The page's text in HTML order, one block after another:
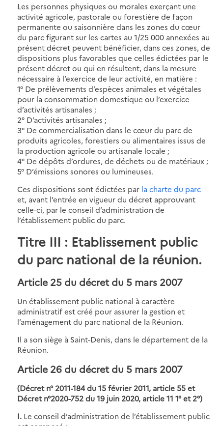
Les personnes physiques ou morales exerçant une
activité agricole, pastorale ou forestière de façon
permanente ou saisonnière dans les zones du cœur
du parc figurant sur les cartes au 1/25 000 annexées au
présent décret peuvent bénéficier, dans ces zones, de
dispositions plus favorables que celles édictées par le
présent décret ou qui en résultent, dans la mesure
nécessaire à l’exercice de leur activité, en matière :
1° De prélèvements d’espèces animales et végétales
pour la consommation domestique ou l’exercice
d’activités artisanales ;
2° D’activités artisanales ;
3° De commercialisation dans le cœur du parc de
produits agricoles, forestiers ou alimentaires issus de
la production agricole ou artisanale locale ;
4° De dépôts d’ordures, de déchets ou de matériaux ;
5° D’émissions sonores ou lumineuses.
Ces dispositions sont édictées par la charte du parc
et, avant l’entrée en vigueur du décret approuvant
celle-ci, par le conseil d’administration de
l’établissement public du parc.
Titre III : Etablissement public
du parc national de la réunion.
Article 25 du décret du 5 mars 2007
Un établissement public national à caractère
administratif est créé pour assurer la gestion et
l’aménagement du parc national de la Réunion.
Il a son siège à Saint-Denis, dans le département de la
Réunion.
Article 26 du décret du 5 mars 2007
(Décret n° 2011-184 du 15 février 2011, article 55 et
Décret n°2020-752 du 19 juin 2020, article 11 1° et 2°)
I. Le conseil d’administration de l’établissement public